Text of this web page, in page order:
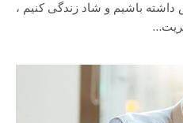
داشته باشیم و شاد زندگی کنیم ،